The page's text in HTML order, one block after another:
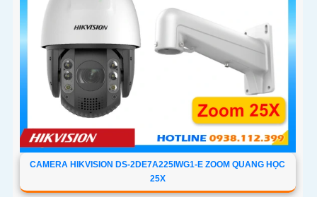
CAMERA HIKVISION DS-2DE7A225IWG1-E ZOOM QUANG HỌC
25X